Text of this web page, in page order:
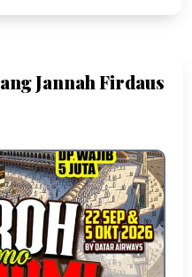
Jannah Firdaus